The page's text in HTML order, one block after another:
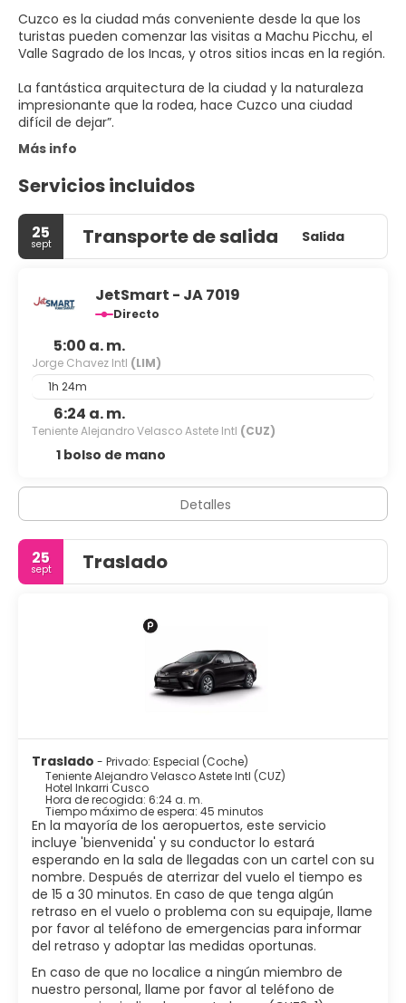
Cuzco es la ciudad más conveniente desde la que los
turistas pueden comenzar las visitas a Machu Picchu, el
Valle Sagrado de los Incas, y otros sitios incas en la región.
La fantástica arquitectura de la ciudad y la naturaleza
impresionante que la rodea, hace Cuzco una ciudad
Más info
Servicios incluidos
25
sept Transporte de salida Salida
JetSmart - JA 7019
Directo
5:00 a. m.
Jorge Chavez Intl (LIM)
1h 24m
6:24 a. m.
Teniente Alejandro Velasco Astete Intl (CUZ)
1 bolso de mano
Detalles
25
sept Traslado
Traslado - Privado: Especial (Coche)
Teniente Alejandro Velasco Astete Intl (CUZ)
Hotel Inkarri Cusco
Hora de recogida: 6:24 a. m.
Tiempo máximo de espera: 45 minutos
En la mayoría de los aeropuertos, este servicio
incluye 'bienvenida' y su conductor lo estará
esperando en la sala de llegadas con un cartel con su
nombre. Después de aterrizar del vuelo el tiempo es
de 15 a 30 minutos. En caso de que tenga algún
retraso en el vuelo o problema con su equipaje, llame
por favor al teléfono de emergencias para informar
del retraso y adoptar las medidas oportunas.
En caso de que no localice a ningún miembro de
nuestro personal, llame por favor al teléfono de